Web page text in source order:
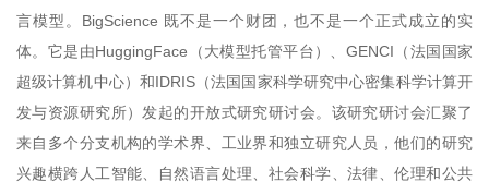
言模型。BigScience 既不是一个财团，也不是一个正式成立的实
体。它是由HuggingFace（大模型托管平台）、GENCI（法国国家
超级计算机中心）和IDRIS（法国国家科学研究中心密集科学计算开
发与资源研究所）发起的开放式研究研讨会。该研究研讨会汇聚了
来自多个分支机构的学术界、工业界和独立研究人员，他们的研究
兴趣横跨人工智能、自然语言处理、社会科学、法律、伦理和公共